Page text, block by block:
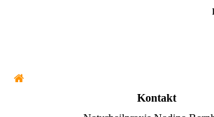
Kontakt